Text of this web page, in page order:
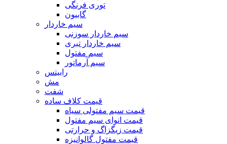
توری فرنگی
گابیون
سیم خاردار
سیم خاردار سوزنی
سیم خاردار تبری
سیم مفتول
سیم آرماتور
رابیتس
مش
شفت
قیمت کلاف ساده
قیمت سیم مفتولی سیاه
قیمت انوای سیم مفتول
قیمت زیگزاگ و حرارتی
قیمت مفتول گالوانیزه